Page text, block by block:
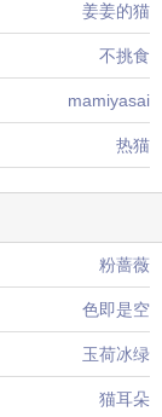
姜姜的猫
不挑食
mamiyasai
热猫
粉蔷薇
色即是空
玉荷冰绿
猫耳朵